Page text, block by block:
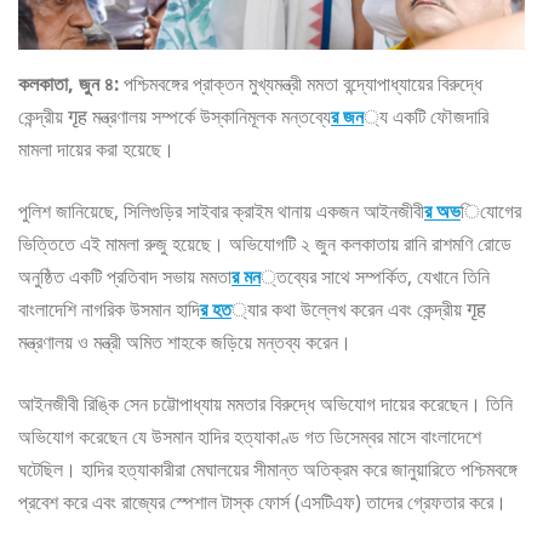
কলকাতা, জুন ৪:পশ্চিমবঙ্গের প্রাক্তন মুখ্যমন্ত্রী মমতা বন্দ্যোপাধ্যায়ের বিরুদ্ধে
কেন্দ্রীয় गृह মন্ত্রণালয় সম্পর্কে উস্কানিমূলক মন্তব্যের জন্য একটি ফৌজদারি
মামলা দায়ের করা হয়েছে।
পুলিশ জানিয়েছে, সিলিগুড়ির সাইবার ক্রাইম থানায় একজন আইনজীবীর অভিযোগের
ভিত্তিতে এই মামলা রুজু হয়েছে। অভিযোগটি ২ জুন কলকাতায় রানি রাশমণি রোডে
অনুষ্ঠিত একটি প্রতিবাদ সভায় মমতার মন্তব্যের সাথে সম্পর্কিত, যেখানে তিনি
বাংলাদেশি নাগরিক উসমান হাদির হত্যার কথা উল্লেখ করেন এবং কেন্দ্রীয় गृह
মন্ত্রণালয় ও মন্ত্রী অমিত শাহকে জড়িয়ে মন্তব্য করেন।
আইনজীবী রিঙ্কি সেন চট্টোপাধ্যায় মমতার বিরুদ্ধে অভিযোগ দায়ের করেছেন। তিনি
অভিযোগ করেছেন যে উসমান হাদির হত্যাকাণ্ড গত ডিসেম্বর মাসে বাংলাদেশে
ঘটেছিল। হাদির হত্যাকারীরা মেঘালয়ের সীমান্ত অতিক্রম করে জানুয়ারিতে পশ্চিমবঙ্গে
প্রবেশ করে এবং রাজ্যের স্পেশাল টাস্ক ফোর্স (এসটিএফ) তাদের গ্রেফতার করে।